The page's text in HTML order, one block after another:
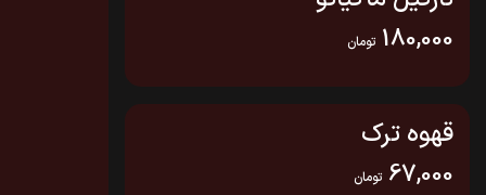
180,000 تومان
قهوه ترک
67,000 تومان